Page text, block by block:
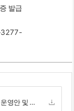
발급
3277-
2026학년도 이화 스타트업 기자단 운영안 및 지원서.hwpx